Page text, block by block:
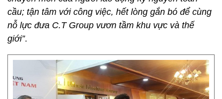
cầu; tận tâm với công việc, hết lòng gắn bó để cùng
nỗ lực đưa C.T Group vươn tầm khu vực và thế
giới”.